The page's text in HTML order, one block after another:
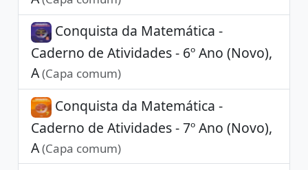
Conquista da Matemática -
Caderno de Atividades - 6º Ano (Novo),
A(Capa comum)
Conquista da Matemática -
Caderno de Atividades - 7º Ano (Novo),
A(Capa comum)